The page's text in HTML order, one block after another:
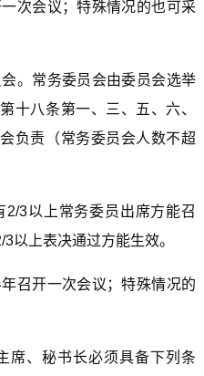
次会议；特殊情况的也可采
。常务委员会由委员会选举
十八条第一、三、五、六、
负责（常务委员会人数不超
3以上常务委员出席方能召
以上表决通过方能生效。
召开一次会议；特殊情况的
席、秘书长必须具备下列条